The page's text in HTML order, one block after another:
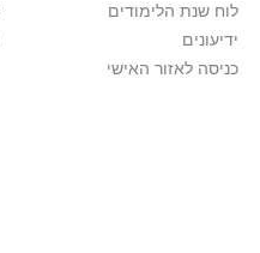
לוח שנת הלימודים
ידיעונים
כניסה לאזור האישי